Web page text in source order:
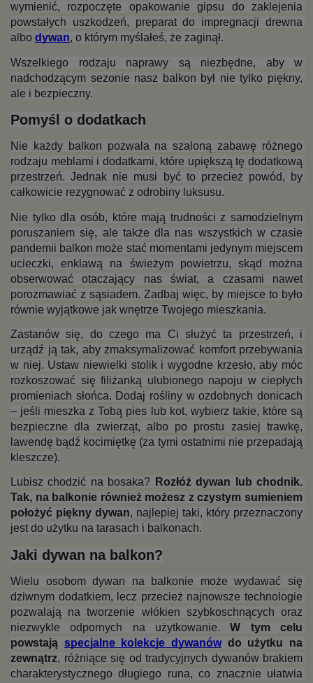
wymienić, rozpoczęte opakowanie gipsu do zaklejenia
powstałych uszkodzeń, preparat do impregnacji drewna
albo dywan, o którym myślałeś, że zaginął.
Wszelkiego rodzaju naprawy są niezbędne, aby w
nadchodzącym sezonie nasz balkon był nie tylko piękny,
ale i bezpieczny.
Pomyśl o dodatkach
Nie każdy balkon pozwala na szaloną zabawę różnego
rodzaju meblami i dodatkami, które upiększą tę dodatkową
przestrzeń. Jednak nie musi być to przecież powód, by
całkowicie rezygnować z odrobiny luksusu.
Nie tylko dla osób, które mają trudności z samodzielnym
poruszaniem się, ale także dla nas wszystkich w czasie
pandemii balkon może stać momentami jedynym miejscem
ucieczki, enklawą na świeżym powietrzu, skąd można
obserwować otaczający nas świat, a czasami nawet
porozmawiać z sąsiadem. Zadbaj więc, by miejsce to było
równie wyjątkowe jak wnętrze Twojego mieszkania.
Zastanów się, do czego ma Ci służyć ta przestrzeń, i
urządź ją tak, aby zmaksymalizować komfort przebywania
w niej. Ustaw niewielki stolik i wygodne krzesło, aby móc
rozkoszować się filiżanką ulubionego napoju w ciepłych
promieniach słońca. Dodaj rośliny w ozdobnych donicach
– jeśli mieszka z Tobą pies lub kot, wybierz takie, które są
bezpieczne dla zwierząt, albo po prostu zasiej trawkę,
lawendę bądź kocimiętkę (za tymi ostatnimi nie przepadają
kleszcze).
Lubisz chodzić na bosaka? Rozłóż dywan lub chodnik.
Tak, na balkonie również możesz z czystym sumieniem
położyć piękny dywan, najlepiej taki, który przeznaczony
jest do użytku na tarasach i balkonach.
Jaki dywan na balkon?
Wielu osobom dywan na balkonie może wydawać się
dziwnym dodatkiem, lecz przecież najnowsze technologie
pozwalają na tworzenie włókien szybkoschnących oraz
niezwykle odpornych na użytkowanie. W tym celu
powstają specjalne kolekcje dywanów do użytku na
zewnątrz, różniące się od tradycyjnych dywanów brakiem
charakterystycznego długiego runa, co znacznie ułatwia